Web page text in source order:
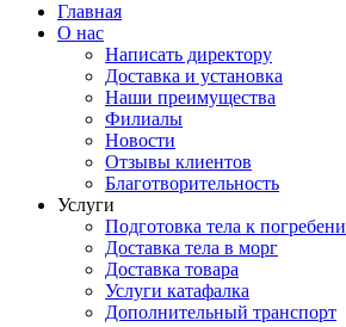
Главная
О нас
Написать директору
Доставка и установка
Наши преимущества
Филиалы
Новости
Отзывы клиентов
Благотворительность
Услуги
Подготовка тела к
Доставка тела в морг
Доставка товара
Услуги катафалка
Дополнительный транспорт